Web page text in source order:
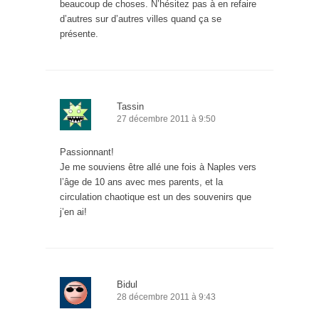
beaucoup de choses. N’hésitez pas à en refaire
d’autres sur d’autres villes quand ça se
présente.
Tassin
27 décembre 2011 à 9:50
Passionnant!
Je me souviens être allé une fois à Naples vers
l’âge de 10 ans avec mes parents, et la
circulation chaotique est un des souvenirs que
j’en ai!
Bidul
28 décembre 2011 à 9:43